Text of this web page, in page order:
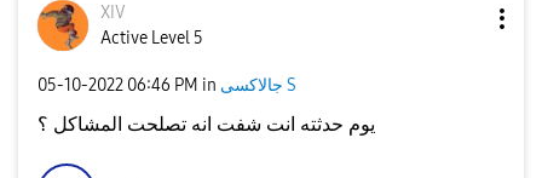
XIV
Active Level 5
‎05-10-2022 06:46 PM in جالاكسى S
يوم حدثته انت شفت انه تصلحت المشاكل ؟